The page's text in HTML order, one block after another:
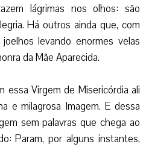
lágrimas nos olhos: são
Há outros ainda que, com
levando enormes velas
da Mãe Aparecida.
essa Virgem de Misericórdia ali
e milagrosa Imagem. E dessa
sem palavras que chega ao
Param, por alguns instantes,